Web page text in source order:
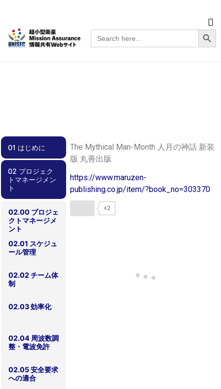
Search
for:
01 はじめに
01.00 はじめに
02 プロジェク
トマネージメン
ト
02.00 プロジェ
クトマネージメ
ント
02.01 スケジュ
ール管理
02.02 チーム体
制
02.03 効率化
02.04 周波数調
整・電波免許
02.05 安全要求
への適合
The Mythical Man-Month 人月の神話 新装
版 丸善出版
https://www.maruzen-
publishing.co.jp/item/?book_no=303370
+2